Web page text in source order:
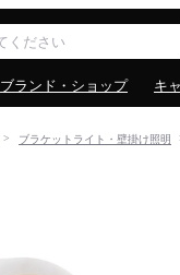
ブランド・ショップ キ
ブラケットライト・壁掛け照明